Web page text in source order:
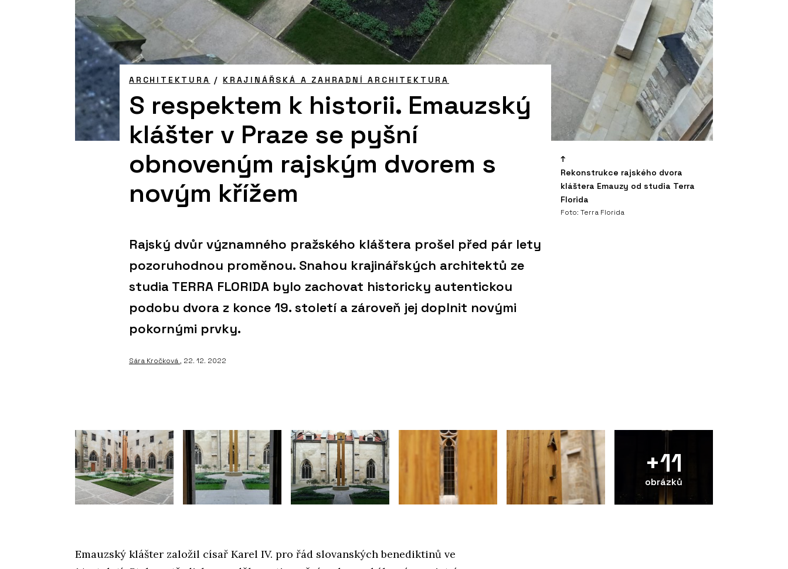
Rekonstrukce rajského dvora
kláštera Emauzy od studia Terra
Florida
Foto: Terra Florida
ARCHITEKTURA / KRAJINÁŘSKÁ A ZAHRADNÍ ARCHITEKTURA
S respektem k historii. Emauzský
klášter v Praze se pyšní
obnoveným rajským dvorem s
novým křížem
Rajský dvůr významného pražského kláštera prošel před pár lety
pozoruhodnou proměnou. Snahou krajinářských architektů ze
studia TERRA FLORIDA bylo zachovat historicky autentickou
podobu dvora z konce 19. století a zároveň jej doplnit novými
pokornými prvky.
Sára Kročková, 22. 12. 2022
+11
obrázků
Emauzský klášter založil císař Karel IV. pro řád slovanských benediktinů ve